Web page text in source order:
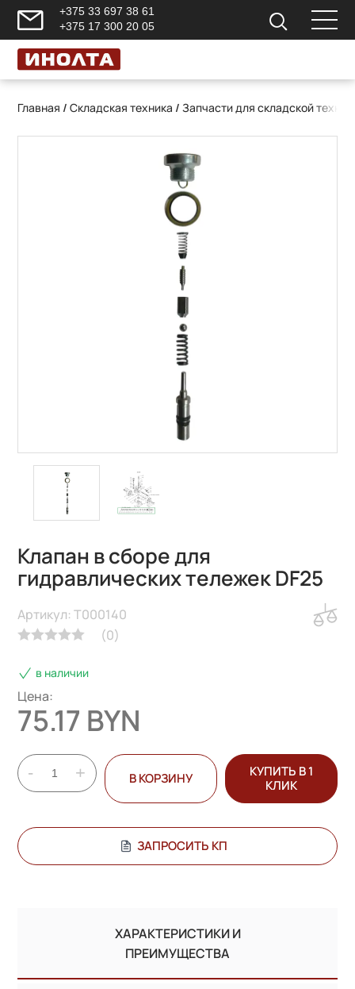
+375 33 697 38 61
+375 17 300 20 05
Главная /Складская техника /Запчасти для складской
Клапан в сборе для
гидравлических тележек DF25
(0)
Артикул: T000140
в наличии
Цена:
75.17 BYN
- + В КОРЗИНУ
КУПИТЬ В 1
КЛИК
ЗАПРОСИТЬ КП
ХАРАКТЕРИСТИКИ И
ПРЕИМУЩЕСТВА